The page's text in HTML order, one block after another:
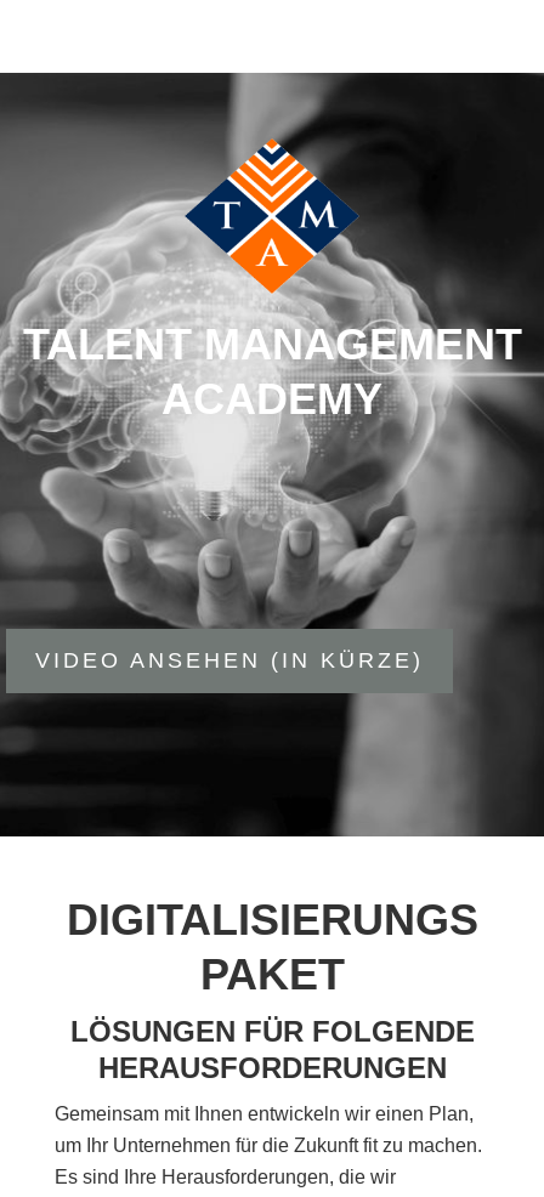
TALENT MANAGEMENT
ACADEMY
VIDEO ANSEHEN (IN KÜRZE)
DIGITALISIERUNGS
PAKET
LÖSUNGEN FÜR FOLGENDE
HERAUS­FORDER­UNGEN
Gemeinsam mit Ihnen entwickeln wir einen Plan,
um Ihr Unternehmen für die Zukunft fit zu machen.
Es sind Ihre Herausforderungen, die wir